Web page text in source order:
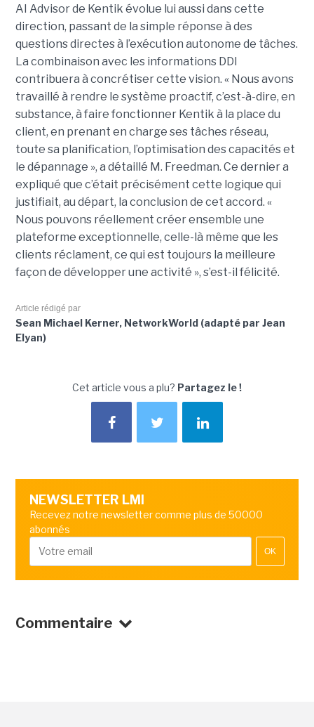
AI Advisor de Kentik évolue lui aussi dans cette
direction, passant de la simple réponse à des
questions directes à l’exécution autonome de tâches.
La combinaison avec les informations DDI
contribuera à concrétiser cette vision. « Nous avons
travaillé à rendre le système proactif, c’est-à-dire, en
substance, à faire fonctionner Kentik à la place du
client, en prenant en charge ses tâches réseau,
toute sa planification, l’optimisation des capacités et
le dépannage », a détaillé M. Freedman. Ce dernier a
expliqué que c’était précisément cette logique qui
justifiait, au départ, la conclusion de cet accord. «
Nous pouvons réellement créer ensemble une
plateforme exceptionnelle, celle-là même que les
clients réclament, ce qui est toujours la meilleure
façon de développer une activité », s’est-il félicité.
Article rédigé par
Sean Michael Kerner, NetworkWorld (adapté par Jean
Elyan)
Cet article vous a plu? Partagez le !
NEWSLETTER LMI
Recevez notre newsletter comme plus de 50000
abonnés
OK
Commentaire